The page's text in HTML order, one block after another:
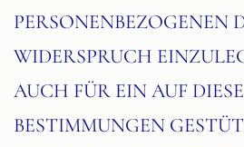
PERSONENBEZOGENEN
WIDERSPRUCH
AUCH FÜR EIN AUF DIESE
BESTIMMUNGEN